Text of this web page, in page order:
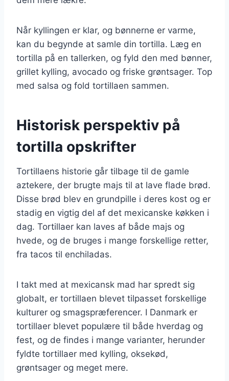
Når kyllingen er klar, og bønnerne er varme,
kan du begynde at samle din tortilla. Læg en
tortilla på en tallerken, og fyld den med bønner,
grillet kylling, avocado og friske grøntsager. Top
med salsa og fold tortillaen sammen.
Historisk perspektiv på
tortilla opskrifter
Tortillaens historie går tilbage til de gamle
aztekere, der brugte majs til at lave flade brød.
Disse brød blev en grundpille i deres kost og er
stadig en vigtig del af det mexicanske køkken i
dag. Tortillaer kan laves af både majs og
hvede, og de bruges i mange forskellige retter,
fra tacos til enchiladas.
I takt med at mexicansk mad har spredt sig
globalt, er tortillaen blevet tilpasset forskellige
kulturer og smagspræferencer. I Danmark er
tortillaer blevet populære til både hverdag og
fest, og de findes i mange varianter, herunder
fyldte tortillaer med kylling, oksekød,
grøntsager og meget mere.